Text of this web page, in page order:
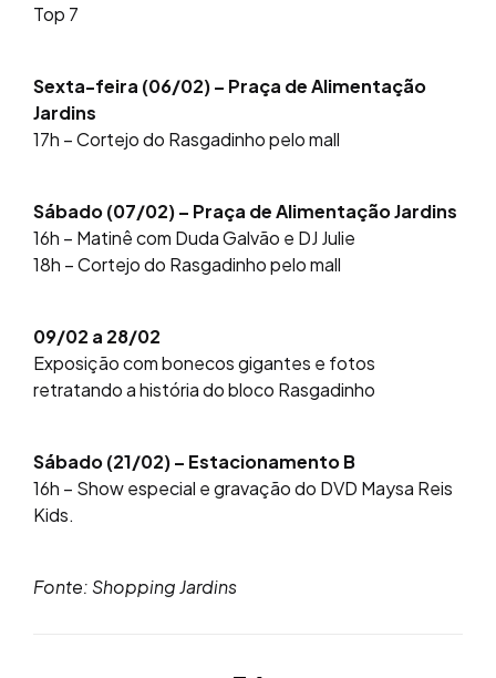
Top 7
Sexta-feira (06/02) – Praça de Alimentação
Jardins
17h – Cortejo do Rasgadinho pelo mall
Sábado (07/02) – Praça de Alimentação Jardins
16h – Matinê com Duda Galvão e DJ Julie
18h – Cortejo do Rasgadinho pelo mall
09/02 a 28/02
Exposição com bonecos gigantes e fotos
retratando a história do bloco Rasgadinho
Sábado (21/02) – Estacionamento B
16h – Show especial e gravação do DVD Maysa Reis
Kids.
Fonte: Shopping Jardins